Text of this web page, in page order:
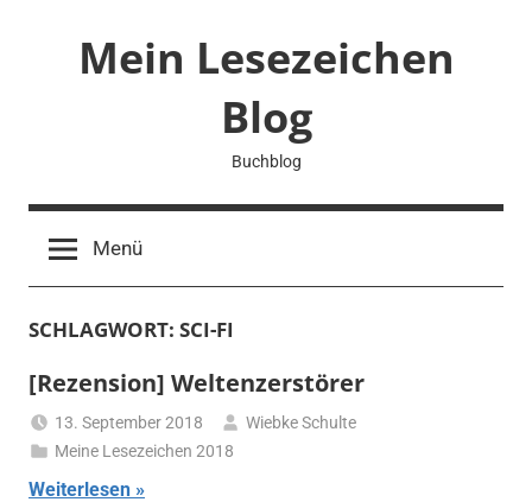
Mein Lesezeichen
Blog
Buchblog
Menü
SCHLAGWORT: SCI-FI
[Rezension] Weltenzerstörer
13. September 2018
Wiebke Schulte
Meine Lesezeichen 2018
Weiterlesen